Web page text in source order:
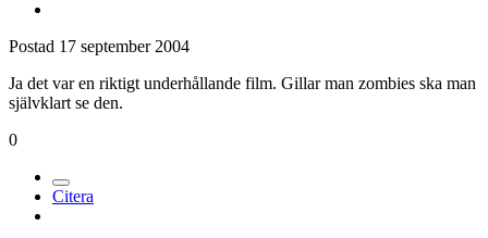
Postad 17 september 2004
Ja det var en riktigt underhållande film. Gillar man zombies ska man
självklart se den.
0
Citera